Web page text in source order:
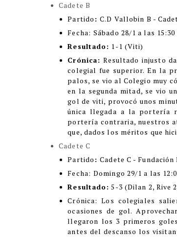
Cadete B
Partido :C.D Vallobin B -
Fecha: Sábado 28/1 a las
Resultado: 1-1 (Viti)
Crónica: Resultado injusto
colegial fue superior. En la
palos, se vio al Colegio muy
en la segunda mitad, se vio
gol de viti, provocó unos
única llegada a la portería
portería contraria, nuestros
que, dados los méritos que
Cadete C
Partido :Cadete C -
Fecha: Domingo 29/1 a las
Resultado: 5-3 (Dilan 2, Rive
Crónica: Los colegiales
ocasiones de gol.
llegaron los 3 primeros
antes del descanso los